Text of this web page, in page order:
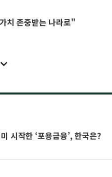
치 존중받는 나라로"
시작한 ‘포용금융’, 한국은?